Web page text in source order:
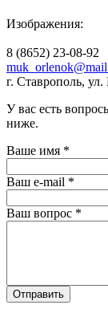
Изображения:
8 (8652) 23-08-92
г. Ставрополь, ул.
У вас есть
ниже.
Ваше имя *
Ваш e-mail *
Ваш вопрос *